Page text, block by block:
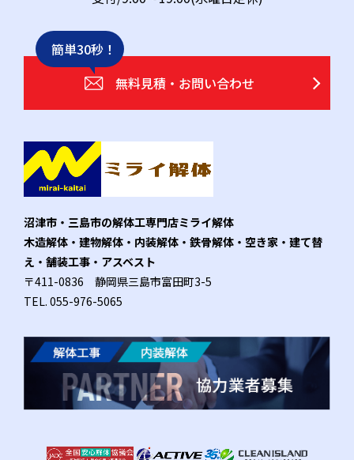
簡単30秒！
無料見積・お問い合わせ
沼津市・三島市の解体工専門店ミライ解体
木造解体・建物解体・内装解体・鉄骨解体・空き家・建て替
え・舗装工事・アスベスト
〒411-0836 静岡県三島市富田町3-5
TEL. 055-976-5065